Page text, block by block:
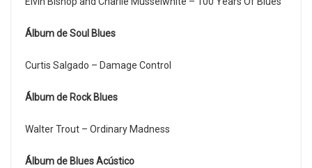
Álbum de Soul Blues
Curtis Salgado – Damage Control
Álbum de Rock Blues
Walter Trout – Ordinary Madness
Álbum de Blues Acústico